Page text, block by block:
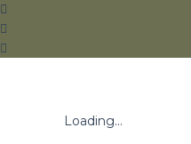
Loading...
KAIA